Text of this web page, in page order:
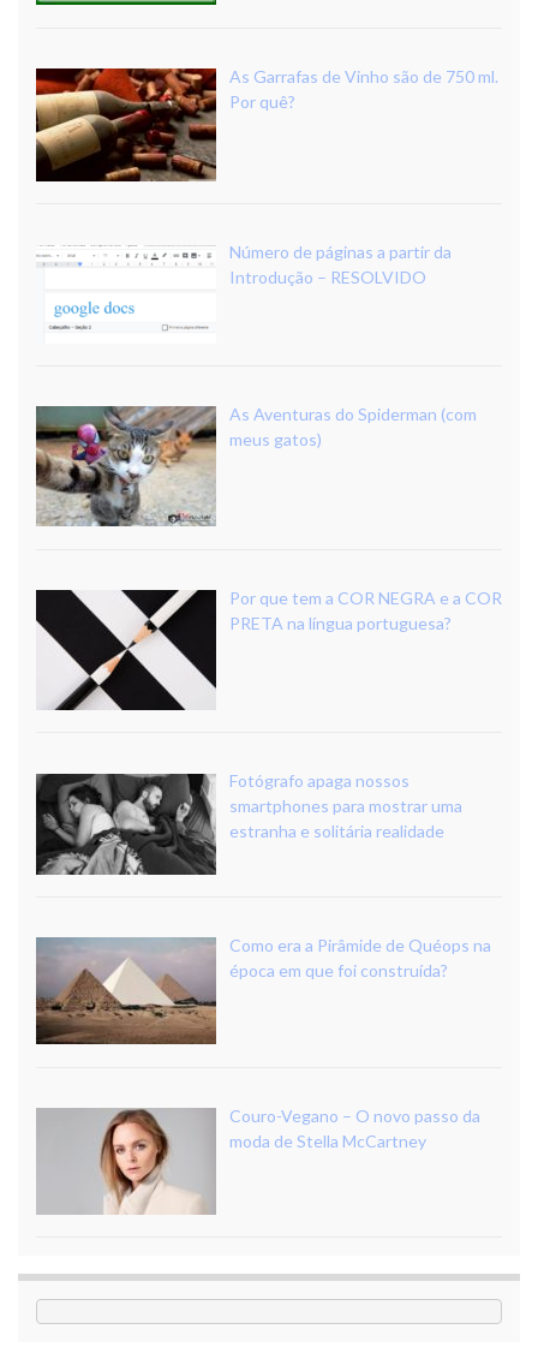
As Garrafas de Vinho são de 750 ml.
Por quê?
Número de páginas a partir da
Introdução – RESOLVIDO
As Aventuras do Spiderman (com
meus gatos)
Por que tem a COR NEGRA e a COR
PRETA na língua portuguesa?
Fotógrafo apaga nossos
smartphones para mostrar uma
estranha e solitária realidade
Como era a Pirâmide de Quéops na
época em que foi construída?
Couro-Vegano – O novo passo da
moda de Stella McCartney